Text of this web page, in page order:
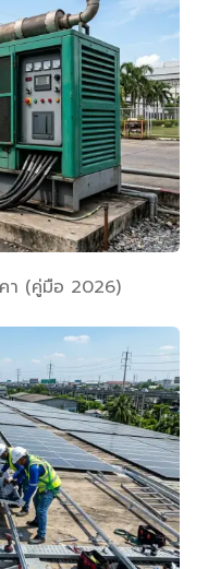
คา (คู่มือ 2026)